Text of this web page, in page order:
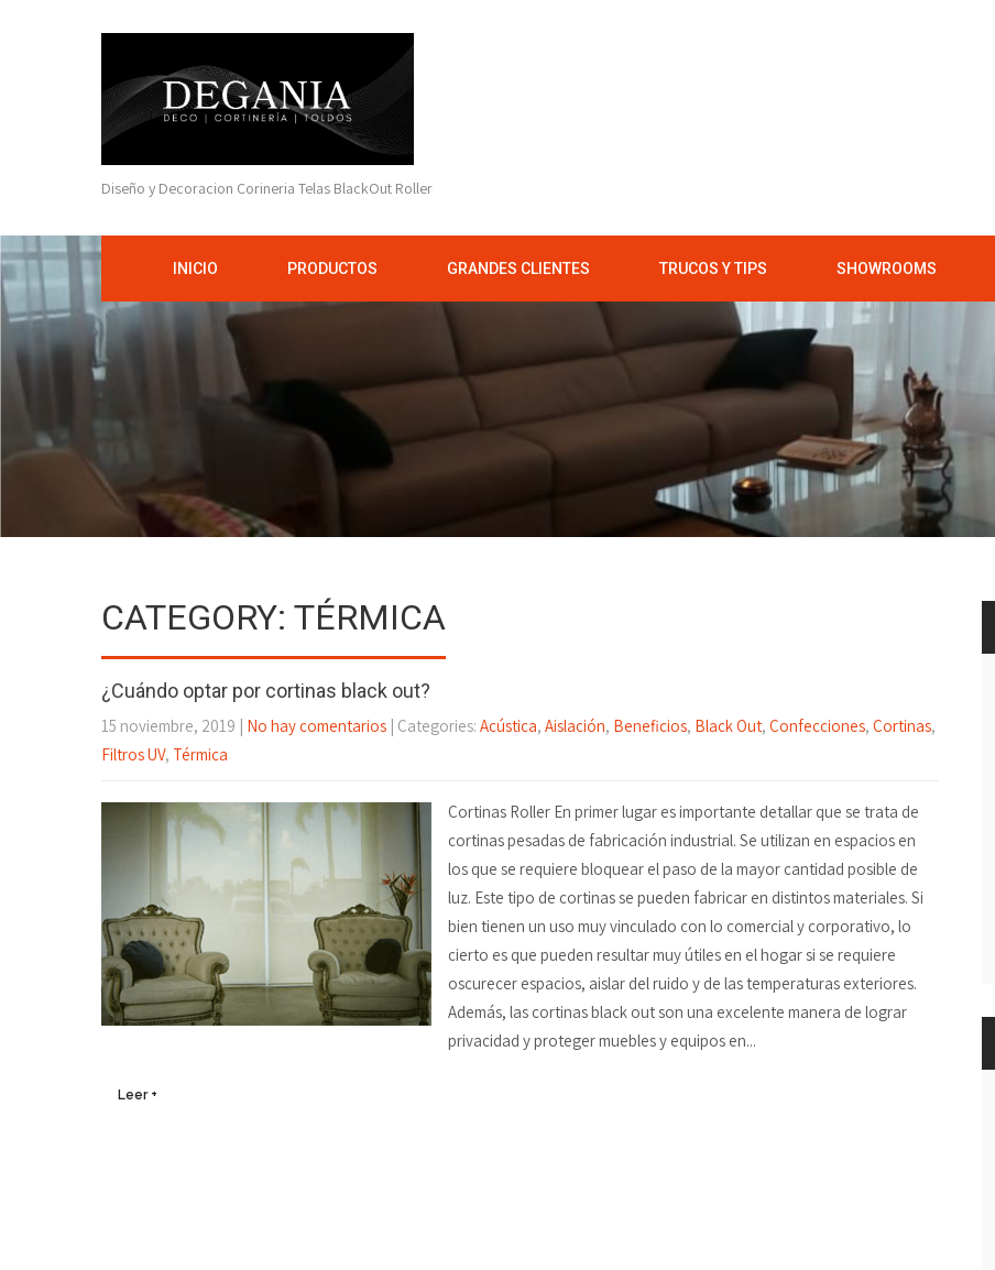
Diseño y Decoracion Corineria Telas BlackOut Roller
INICIO PRODUCTOS GRANDES CLIENTES TRUCOS Y TIPS SHOWROOMS
CATEGORY: TÉRMICA
¿Cuándo optar por cortinas black out?
15 noviembre, 2019 | No hay comentarios | Categories: Acústica, Aislación, Beneficios, Black Out, Confecciones, Cortinas,
Filtros UV, Térmica
Cortinas Roller En primer lugar es importante detallar que se trata de
cortinas pesadas de fabricación industrial. Se utilizan en espacios en
los que se requiere bloquear el paso de la mayor cantidad posible de
luz. Este tipo de cortinas se pueden fabricar en distintos materiales. Si
bien tienen un uso muy vinculado con lo comercial y corporativo, lo
cierto es que pueden resultar muy útiles en el hogar si se requiere
oscurecer espacios, aislar del ruido y de las temperaturas exteriores.
Además, las cortinas black out son una excelente manera de lograr
privacidad y proteger muebles y equipos en...
Leer +